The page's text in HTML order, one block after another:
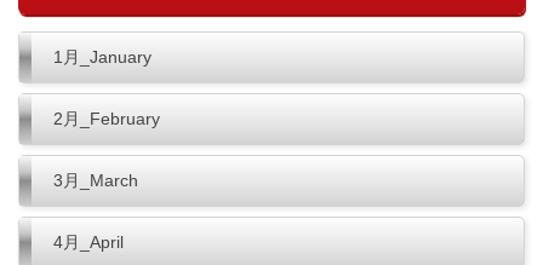
1月_January
2月_February
3月_March
4月_April